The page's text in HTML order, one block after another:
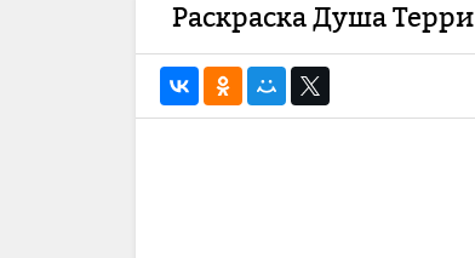
Раскраска Душа Терри